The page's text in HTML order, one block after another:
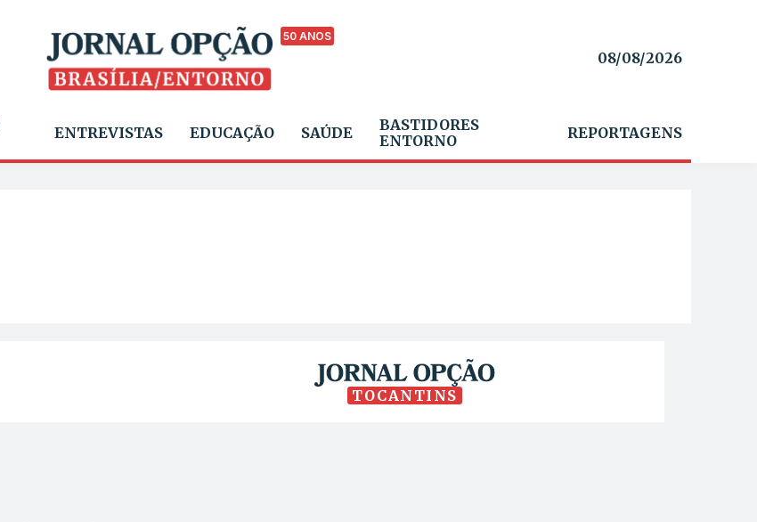
50 ANOS
08/08/2026
ENTREVISTAS EDUCAÇÃO SAÚDE
BASTIDORES
ENTORNO
REPORTAGENS
TOCANTINS